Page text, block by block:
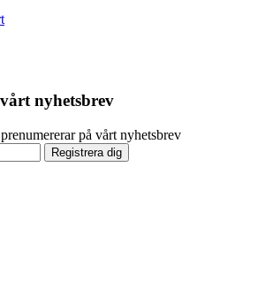
nyhetsbrev
på vårt nyhetsbrev
Registrera dig